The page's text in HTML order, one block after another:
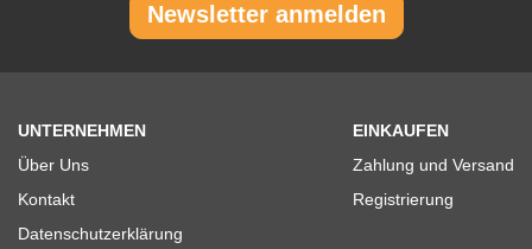
Newsletter anmelden
UNTERNEHMEN
Über Uns
Kontakt
Datenschutzerklärung
EINKAUFEN
Zahlung und Versand
Registrierung